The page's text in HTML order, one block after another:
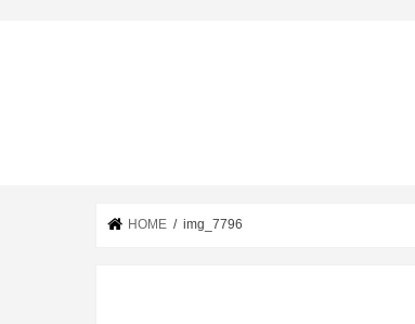
HOME img_7796